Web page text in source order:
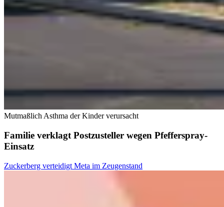
Mutmaßlich Asthma der Kinder verursacht
Familie verklagt Postzusteller wegen Pfefferspray-
Einsatz
Zuckerberg verteidigt Meta im Zeugenstand